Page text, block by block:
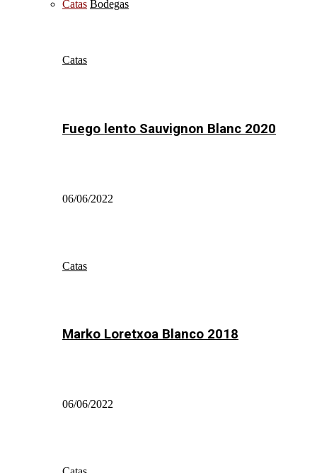
Catas Bodegas
Catas
Fuego lento Sauvignon Blanc 2020
06/06/2022
Catas
Marko Loretxoa Blanco 2018
06/06/2022